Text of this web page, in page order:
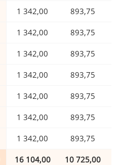
1 342,00 893,75
1 342,00 893,75
1 342,00 893,75
1 342,00 893,75
1 342,00 893,75
1 342,00 893,75
1 342,00 893,75
16 104,00 10 725,00